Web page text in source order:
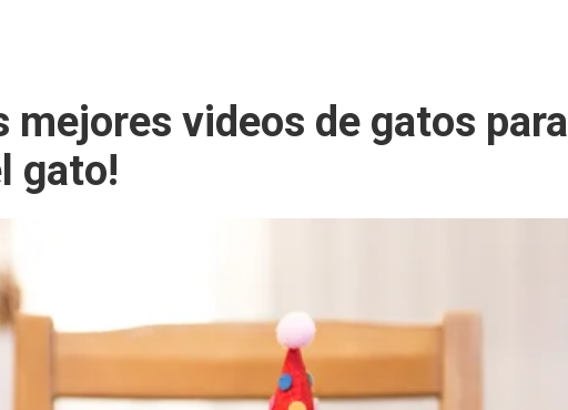
mejores videos de gatos para
gato!